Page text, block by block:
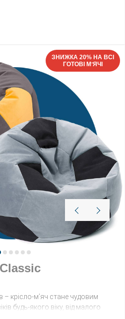
потрібно для легкого
та ніжне;
нитка.
ЗНИЖКА 20% НА ВСІ
ГОТОВІ МʼЯЧІ
– крісло-м’яч стане чудовим
будь-якого віку, від малого